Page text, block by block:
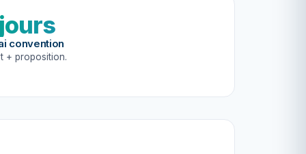
convention
+ proposition.